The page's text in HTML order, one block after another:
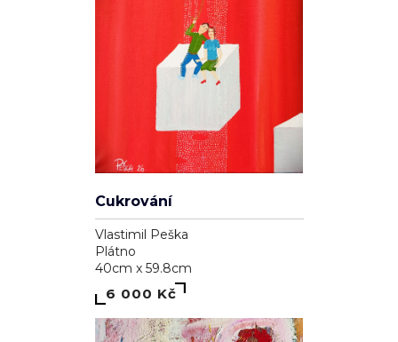
Cukrování
Vlastimil Peška
Plátno
40cm x 59.8cm
6 000 Kč